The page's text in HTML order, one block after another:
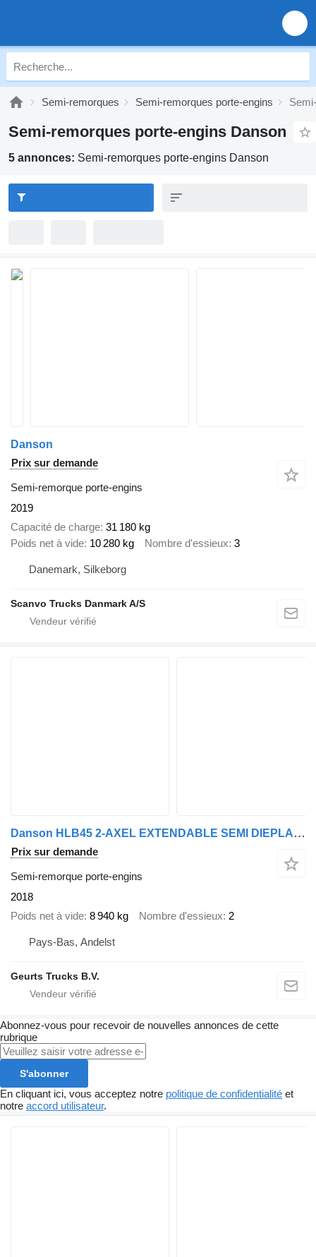
Semi-remorques Semi-remorques porte-engins
Semi-remorques porte-engins Danson
5 annonces: Semi-remorques porte-engins Danson
Danson
Prix sur demande
Semi-remorque porte-engins
2019
Capacité de charge 31 180 kg
Poids net à vide 10 280 kg Nombre d'essieux 3
Danemark, Silkeborg
Scanvo Trucks Danmark A/S
Danson HLB45 2-AXEL EXTENDABLE SEMI DIEPLADER/TIEFLADER/LOWLOADER
Prix sur demande
Semi-remorque porte-engins
2018
Poids net à vide 8 940 kg Nombre d'essieux 2
Pays-Bas, Andelst
Geurts Trucks B.V.
Abonnez-vous pour recevoir de nouvelles annonces de cette
rubrique
S'abonner
En cliquant ici, vous acceptez notre politique de confidentialité et
notre accord utilisateur.